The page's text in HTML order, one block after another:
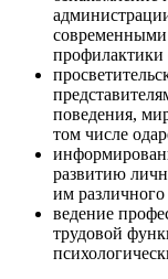
современными
профилактики
поведения,
том числе
развитию
им
ведение
трудовой